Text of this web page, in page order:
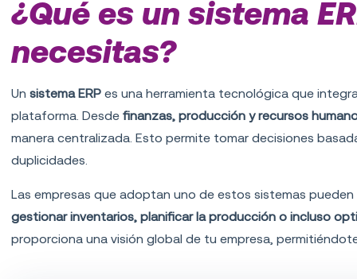
¿Qué es un sistema
necesitas?
Unsistema ERP es una herramienta tecnológica que
plataforma. Desde finanzas, producción y recursos
manera centralizada. Esto permite tomar decisiones
duplicidades.
Las empresas que adoptan uno de estos sistemas
gestionar inventarios, planificar la producción o incluso
proporciona una visión global de tu empresa,